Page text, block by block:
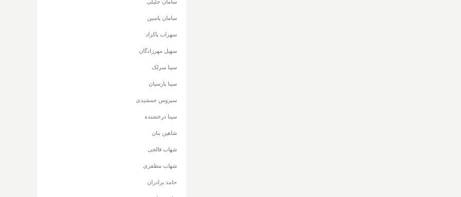
سامان جلیلی
سامان یاسین
سهراب پاکزاد
سهیل مهرزادگان
سینا سرلک
سینا پارسیان
سیروس جمشیدی
سینا درخشنده
شاهین بنان
شهاب فالجی
شهاب مظفری
حامد برادران